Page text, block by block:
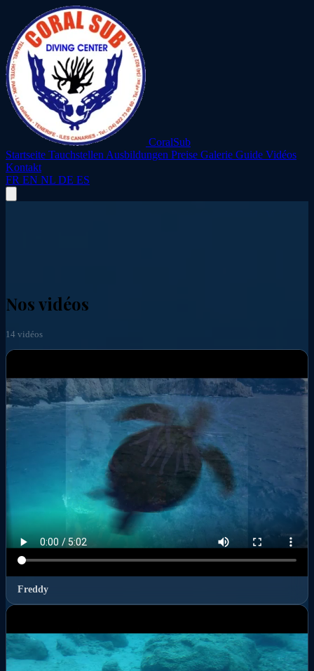
CoralSub
Startseite Tauchstellen Ausbildungen Preise Galerie Guide Vidéos
Kontakt
FR EN NL DE ES
Nos vidéos
14 vidéos
Freddy